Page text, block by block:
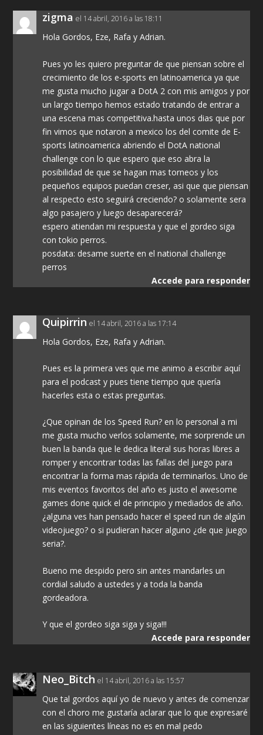
zigma el 14 abril, 2016 a las 18:11
Hola Gordos, Eze, Rafa y Adrian.
Pues yo les quiero preguntar de que piensan sobre el
crecimiento de los e-sports en latinoamerica ya que
me gusta mucho jugar a DotA 2 con mis amigos y por
un largo tiempo hemos estado tratando de entrar a
una escena mas competitiva.hasta unos dias que por
fin vimos que notaron a mexico los del comite de E-
sports latinoamerica abriendo el DotA national
challenge con lo que espero que eso abra la
posibilidad de que se hagan mas torneos y los
pequeños equipos puedan creser, asi que que piensan
al respecto esto seguirá creciendo? o solamente sera
algo pasajero y luego desaparecerá?
espero atiendan mi respuesta y que el gordeo siga
con tokio perros.
posdata: desame suerte en el national challenge
perros
Accede para responder
Quipirrin el 14 abril, 2016 a las 17:14
Hola Gordos, Eze, Rafa y Adrian.
Pues es la primera ves que me animo a escribir aquí
para el podcast y pues tiene tiempo que quería
hacerles esta o estas preguntas.
¿Que opinan de los Speed Run? en lo personal a mi
me gusta mucho verlos solamente, me sorprende un
buen la banda que le dedica literal sus horas libres a
romper y encontrar todas las fallas del juego para
encontrar la forma mas rápida de terminarlos. Uno de
mis eventos favoritos del año es justo el awesome
games done quick el de principio y mediados de año.
¿alguna ves han pensado hacer el speed run de algún
videojuego? o si pudieran hacer alguno ¿de que juego
seria?.
Bueno me despido pero sin antes mandarles un
cordial saludo a ustedes y a toda la banda
gordeadora.
Y que el gordeo siga siga y siga!!!
Accede para responder
Neo_Bitch el 14 abril, 2016 a las 15:57
Que tal gordos aquí yo de nuevo y antes de comenzar
con el choro me gustaría aclarar que lo que expresaré
en las siguientes líneas no es en mal pedo